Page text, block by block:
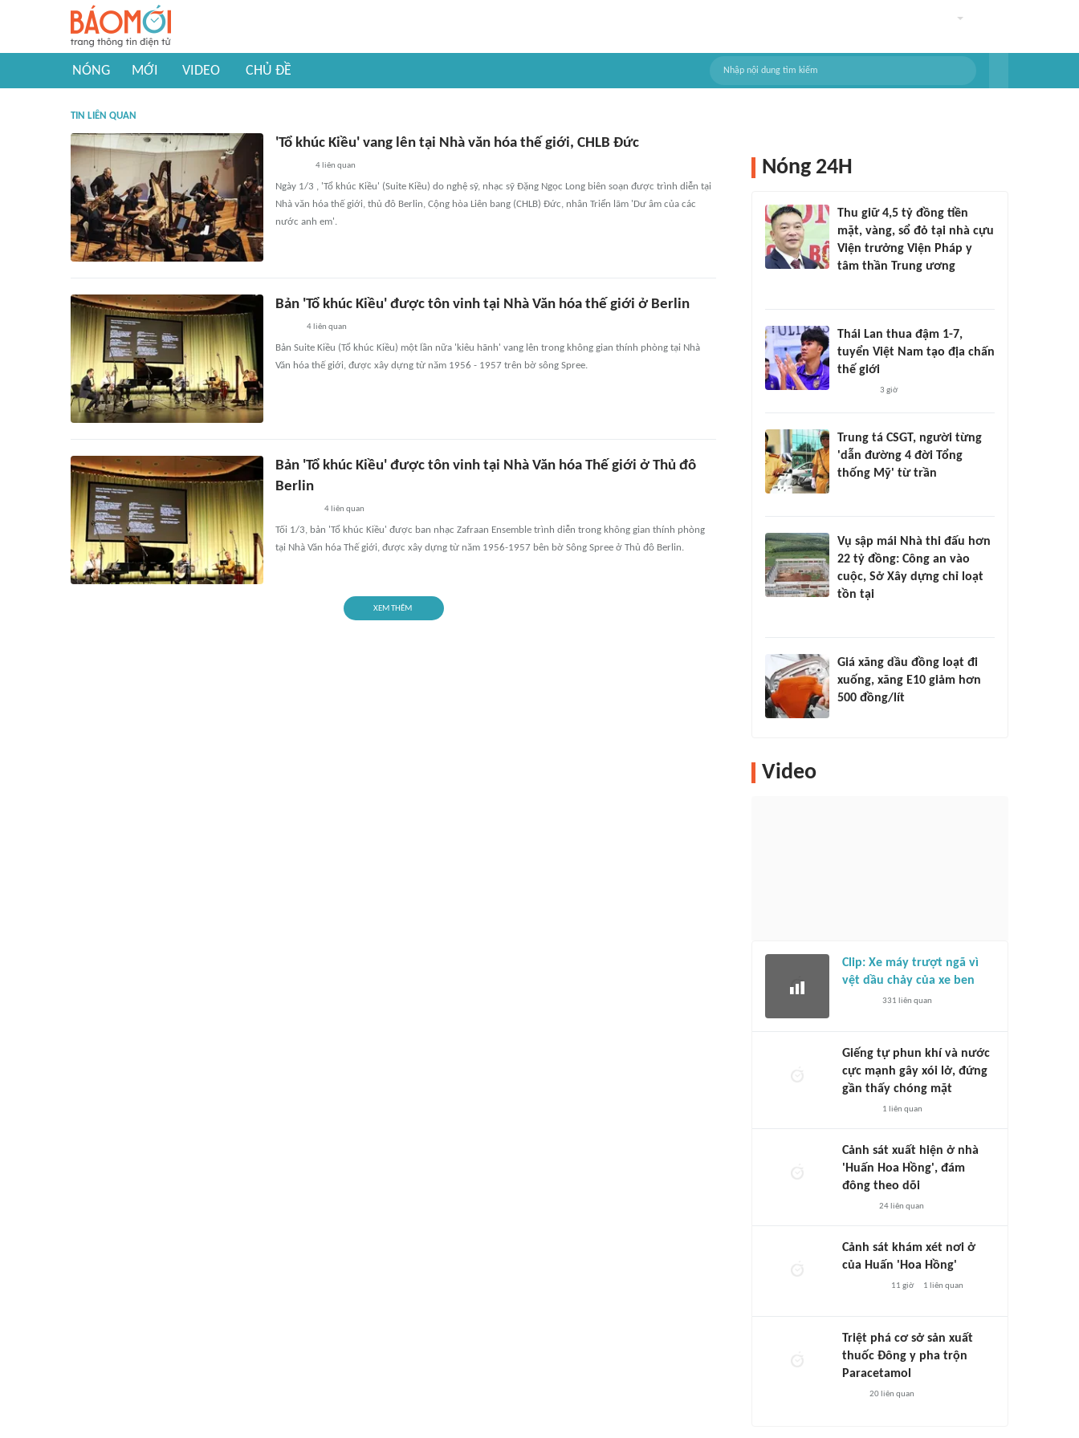
NÓNG MỚI VIDEO CHỦ ĐỀ
TIN LIÊN QUAN
'Tổ khúc Kiều' vang lên tại Nhà văn hóa thế giới, CHLB Đức
4liên quan
Ngày 1/3 , 'Tổ khúc Kiều' (Suite Kiều) do nghệ sỹ, nhạc sỹ Đặng Ngọc Long biên soạn được trình diễn tại
Nhà văn hóa thế giới, thủ đô Berlin, Cộng hòa Liên bang (CHLB) Đức, nhân Triển lãm 'Dư âm của các
nước anh em'.
Bản 'Tổ khúc Kiều' được tôn vinh tại Nhà Văn hóa thế giới ở Berlin
4 liên quan
Bản Suite Kiều (Tổ khúc Kiều) một lần nữa 'kiêu hãnh' vang lên trong không gian thính phòng tại Nhà
Văn hóa thế giới, được xây dựng từ năm 1956 - 1957 trên bờ sông Spree.
Bản 'Tổ khúc Kiều' được tôn vinh tại Nhà Văn hóa Thế giới ở Thủ đô
Berlin
4liên quan
Tối 1/3, bản 'Tổ khúc Kiều' được ban nhạc Zafraan Ensemble trình diễn trong không gian thính phòng
tại Nhà Văn hóa Thế giới, được xây dựng từ năm 1956-1957 bên bờ Sông Spree ở Thủ đô Berlin.
XEM THÊM
Nóng 24H
Thu giữ 4,5 tỷ đồng tiền
mặt, vàng, sổ đỏ tại nhà cựu
Viện trưởng Viện Pháp y
tâm thần Trung ương
Thái Lan thua đậm 1-7,
tuyển Việt Nam tạo địa chấn
thế giới
3 giờ
Trung tá CSGT, người từng
'dẫn đường 4 đời Tổng
thống Mỹ' từ trần
Vụ sập mái Nhà thi đấu hơn
22 tỷ đồng: Công an vào
cuộc, Sở Xây dựng chỉ loạt
tồn tại
Giá xăng dầu đồng loạt đi
xuống, xăng E10 giảm hơn
500 đồng/lít
Video
Clip: Xe máy trượt ngã vì
vệt dầu chảy của xe ben
331 liên quan
Giếng tự phun khí và nước
cực mạnh gây xói lở, đứng
gần thấy chóng mặt
1 liên quan
Cảnh sát xuất hiện ở nhà
'Huấn Hoa Hồng', đám
đông theo dõi
24liên quan
Cảnh sát khám xét nơi ở
của Huấn 'Hoa Hồng'
11 giờ 1 liên quan
Triệt phá cơ sở sản xuất
thuốc Đông y pha trộn
Paracetamol
20liên quan